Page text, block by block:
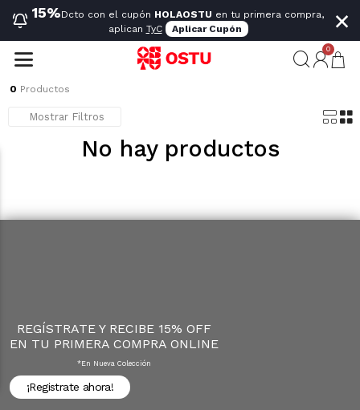
15%Dcto con el cupón HOLAOSTU en tu primera compra,
aplican TyC Aplicar Cupón ×
0
0 Productos
Mostrar Filtros
No hay productos
REGÍSTRATE Y RECIBE 15% OFF
EN TU PRIMERA COMPRA ONLINE
*en Nueva Colección
¡Registrate ahora!